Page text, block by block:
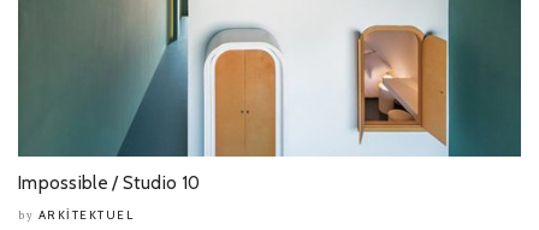
Impossible / Studio 10
by ARKITEKTUEL